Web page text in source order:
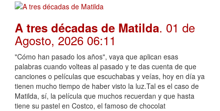
A tres décadas de Matilda. 01 de
Agosto, 2026 06:11
"Cómo han pasado los años", vaya que aplican esas
palabras cuando volteas al pasado y te das cuenta de que
canciones o películas que escuchabas y veías, hoy en día ya
tienen mucho tiempo de haber visto la luz.Tal es el caso de
Matilda, sí, la película que muchos recuerdan y que hasta
tiene su pastel en Costco, el famoso de chocolat